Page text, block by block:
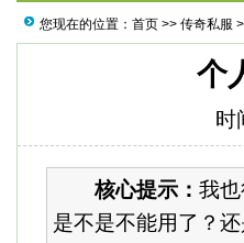
您现在的位置： 首页 >> 传奇私服
个
时
核心提示： 我
是不是不能用了？